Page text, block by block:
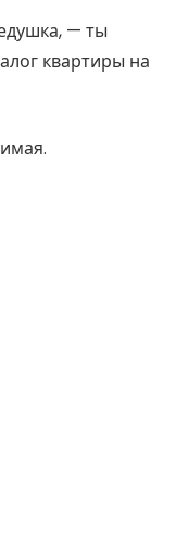
— ты
квартиры на